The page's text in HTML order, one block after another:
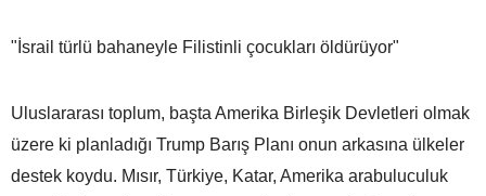
"İsrail türlü bahaneyle Filistinli çocukları öldürüyor"
Uluslararası toplum, başta Amerika Birleşik Devletleri olmak
üzere ki planladığı Trump Barış Planı onun arkasına ülkeler
destek koydu. Mısır, Türkiye, Katar, Amerika arabuluculuk